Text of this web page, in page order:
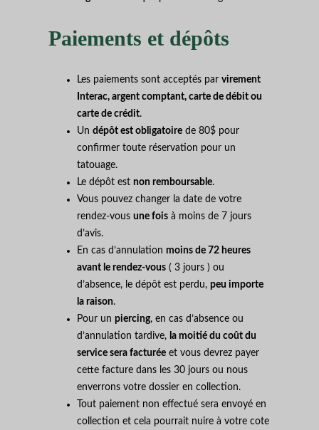
Paiements et dépôts
Les paiements sont acceptés par virement
Interac, argent comptant, carte de débit ou
carte de crédit.
Un dépôt est obligatoire de 80$ pour
confirmer toute réservation pour un
tatouage.
Le dépôt est non remboursable.
Vous pouvez changer la date de votre
rendez-vous une fois à moins de 7 jours
d’avis.
En cas d’annulation moins de 72 heures
avant le rendez-vous ( 3 jours ) ou
d’absence, le dépôt est perdu, peu importe
la raison.
Pour un piercing, en cas d’absence ou
d’annulation tardive, la moitié du coût du
service sera facturée et vous devrez payer
cette facture dans les 30 jours ou nous
enverrons votre dossier en collection.
Tout paiement non effectué sera envoyé en
collection et cela pourrait nuire à votre cote